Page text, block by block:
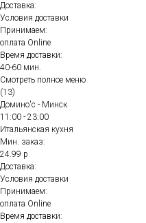
Доставка:
Условия доставки
Принимаем:
оплата Online
Время доставки:
40-60 мин.
Смотреть полное меню
(13)
Домино'с - Минск
11:00 - 23:00
Итальянская кухня
Мин. заказ:
24.99 р
Доставка:
Условия доставки
Принимаем:
оплата Online
Время доставки: